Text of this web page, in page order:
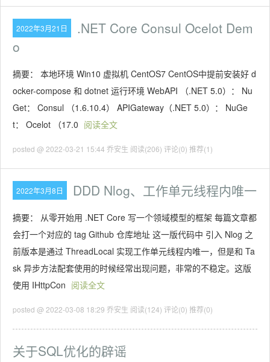
2022年3月21日
.NET Core Consul Ocelot Dem
o
摘要： 本地环境 Win10 虚拟机 CentOS7 CentOS中提前安装好 d
ocker-compose 和 dotnet 运行环境 WebAPI （.NET 5.0）： Nu
Get： Consul （1.6.10.4） APIGateway（.NET 5.0）： NuGe
t： Ocelot （17.0 阅读全文
posted @ 2022-03-21 15:44 乔安生 阅读(206) 评论(0) 推荐(1)
2022年3月8日 DDD Nlog、工作单元线程内唯一
摘要： 从零开始用 .NET Core 写一个领域模型的框架 每篇文章都
会打一个对应的 tag Github 仓库地址 这一版代码中 引入 Nlog 之
前版本是通过 ThreadLocal 实现工作单元线程内唯一，但是和 Ta
sk 异步方法配套使用的时候经常出现问题，非常的不稳定。这版
使用 IHttpCon 阅读全文
posted @ 2022-03-08 18:29 乔安生 阅读(124) 评论(0) 推荐(0)
关于SQL优化的辟谣